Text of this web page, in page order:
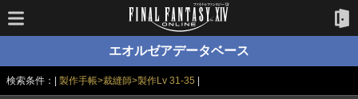
エオルゼアデータベース
検索条件：| 製作手帳>裁縫師>製作Lv 31-35